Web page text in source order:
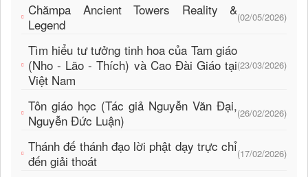
Chămpa Ancient Towers Reality &
Legend
(02/05/2026)
Tìm hiểu tư tưởng tinh hoa của Tam giáo
(Nho - Lão - Thích) và Cao Đài Giáo tại
Việt Nam
(23/03/2026)
Tôn giáo học (Tác giả Nguyễn Văn Đại,
Nguyễn Đức Luận)
(26/02/2026)
Thánh đế thánh đạo lời phật dạy trực chỉ
đến giải thoát
(17/02/2026)